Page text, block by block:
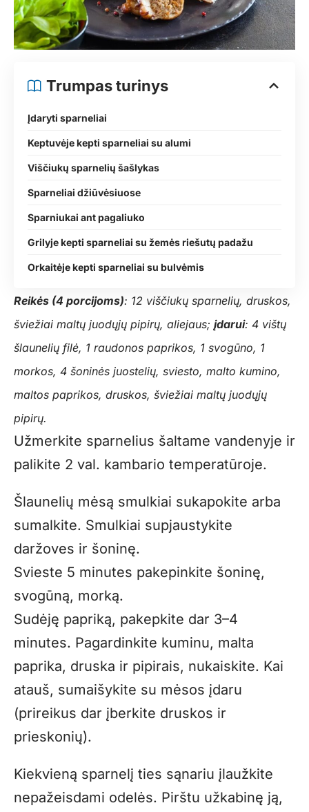
Trumpas turinys
Įdaryti sparneliai
Keptuvėje kepti sparneliai su alumi
Viščiukų sparnelių šašlykas
Sparneliai džiūvėsiuose
Sparniukai ant pagaliuko
Grilyje kepti sparneliai su žemės riešutų padažu
Orkaitėje kepti sparneliai su bulvėmis
Reikės (4 porcijoms): 12 viščiukų sparnelių, druskos,
šviežiai maltų juodųjų pipirų, aliejaus; įdarui: 4 vištų
šlaunelių filė, 1 raudonos paprikos, 1 svogūno, 1
morkos, 4 šoninės juostelių, sviesto, malto kumino,
maltos paprikos, druskos, šviežiai maltų juodųjų
pipirų.
Užmerkite sparnelius šaltame vandenyje ir
palikite 2 val. kambario temperatūroje.
Šlaunelių mėsą smulkiai sukapokite arba
sumalkite. Smulkiai supjaustykite
daržoves ir šoninę.
Svieste 5 minutes pakepinkite šoninę,
svogūną, morką.
Sudėję papriką, pakepkite dar 3–4
minutes. Pagardinkite kuminu, malta
paprika, druska ir pipirais, nukaiskite. Kai
atauš, sumaišykite su mėsos įdaru
(prireikus dar įberkite druskos ir
prieskonių).
Kiekvieną sparnelį ties sąnariu įlaužkite
nepažeisdami odelės. Pirštu užkabinę ją,